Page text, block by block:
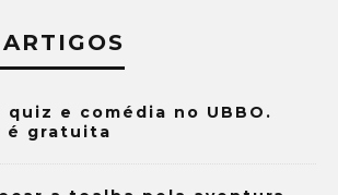
e comédia no UBBO.
é gratuita